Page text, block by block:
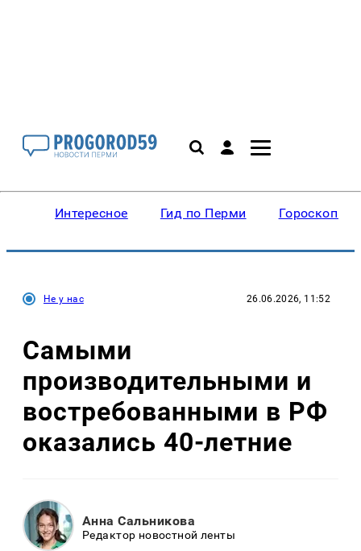
Интересное Гид по Перми Гороскопы
Не у нас 26.06.2026, 11:52
Самыми
производительными и
востребованными в РФ
оказались 40-летние
Анна Сальникова
Редактор новостной ленты